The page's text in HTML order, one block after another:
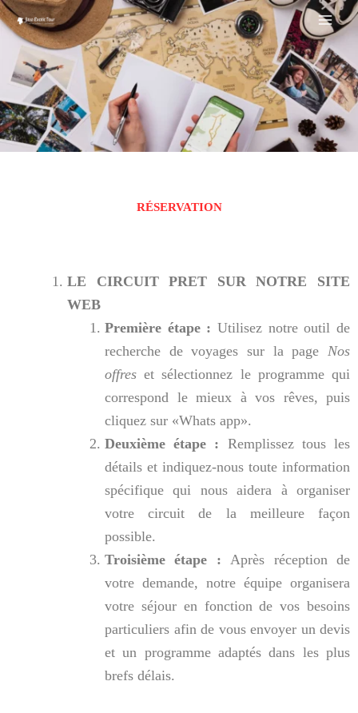
Aller
au
contenu
RÉSERVATION
LE CIRCUIT PRET SUR NOTRE SITE
WEB
Première étape : Utilisez notre outil de
recherche de voyages sur la page Nos
offres et sélectionnez le programme qui
correspond le mieux à vos rêves, puis
cliquez sur «Whats app».
Deuxième étape : Remplissez tous les
détails et indiquez-nous toute information
spécifique qui nous aidera à organiser
votre circuit de la meilleure façon
possible.
Troisième étape : Après réception de
votre demande, notre équipe organisera
votre séjour en fonction de vos besoins
particuliers afin de vous envoyer un devis
et un programme adaptés dans les plus
brefs délais.